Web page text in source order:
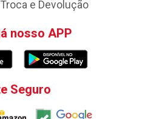
e Devolução
nosso APP
Seguro